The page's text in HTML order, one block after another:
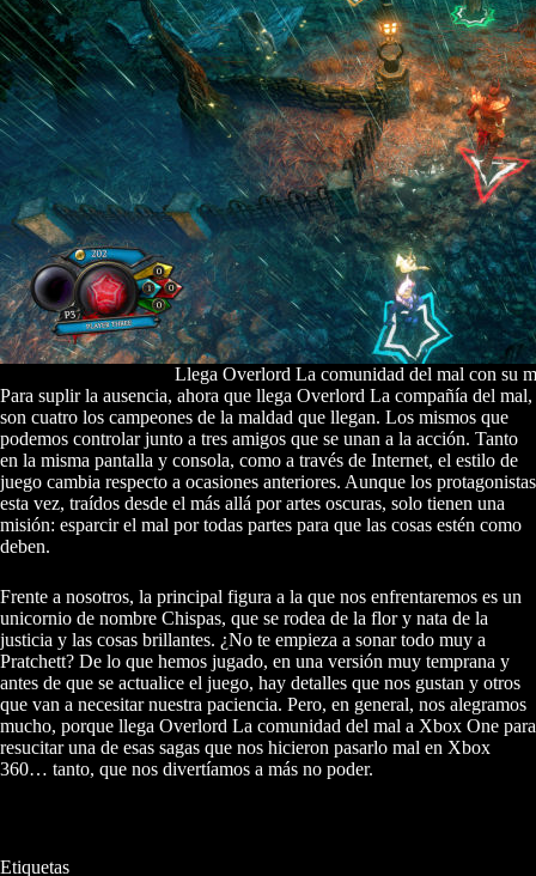
Llega Overlord La comunidad del mal con su
Para suplir la ausencia, ahora que llega Overlord La compañía del mal,
son cuatro los campeones de la maldad que llegan. Los mismos que
podemos controlar junto a tres amigos que se unan a la acción. Tanto
en la misma pantalla y consola, como a través de Internet, el estilo de
juego cambia respecto a ocasiones anteriores. Aunque los protagonistas
esta vez, traídos desde el más allá por artes oscuras, solo tienen una
misión: esparcir el mal por todas partes para que las cosas estén como
deben.
Frente a nosotros, la principal figura a la que nos enfrentaremos es un
unicornio de nombre Chispas, que se rodea de la flor y nata de la
justicia y las cosas brillantes. ¿No te empieza a sonar todo muy a
Pratchett? De lo que hemos jugado, en una versión muy temprana y
antes de que se actualice el juego, hay detalles que nos gustan y otros
que van a necesitar nuestra paciencia. Pero, en general, nos alegramos
mucho, porque llega Overlord La comunidad del mal a Xbox One para
resucitar una de esas sagas que nos hicieron pasarlo mal en Xbox
360… tanto, que nos divertíamos a más no poder.
Etiquetas